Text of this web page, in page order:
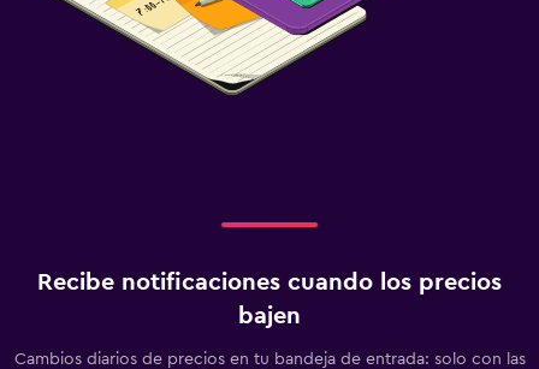
Recibe notificaciones cuando los precios
bajen
Cambios diarios de precios en tu bandeja de entrada: solo con las